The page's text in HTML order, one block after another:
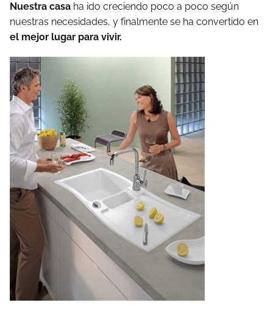
Nuestra casa ha ido creciendo poco a poco según
nuestras necesidades, y finalmente se ha convertido en
el mejor lugar para vivir.